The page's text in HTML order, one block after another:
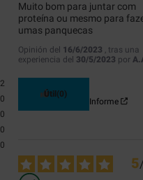
2
0
0
0
0
Muito bom para juntar com
proteína ou mesmo para
umas panquecas
Opinión del 16/6/2023 , tras una
experiencia del 30/5/2023 por
Útil (0)
Informe
5